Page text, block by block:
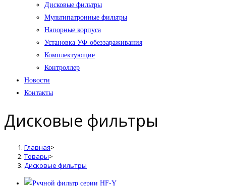
Дисковые фильтры
Мультипатронные фильтры
Напорные корпуса
Установка УФ-обеззараживания
Комплектующие
Контроллер
Новости
Контакты
Дисковые фильтры
Главная>
Товары>
Дисковые фильтры